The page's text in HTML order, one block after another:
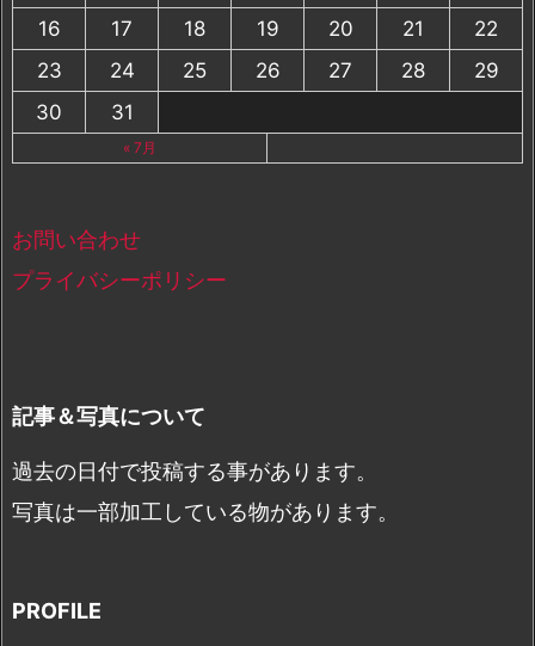
16
17 18 19 20 21
22
23
24 25 26 27 28
29
30
31
« 7月
お問い合わせ
プライバシーポリシー
記事＆写真について
過去の日付で投稿する事があります。
写真は一部加工している物があります。
PROFILE